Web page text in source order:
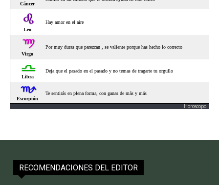
Horoscopo
RECOMENDACIONES DEL EDITOR